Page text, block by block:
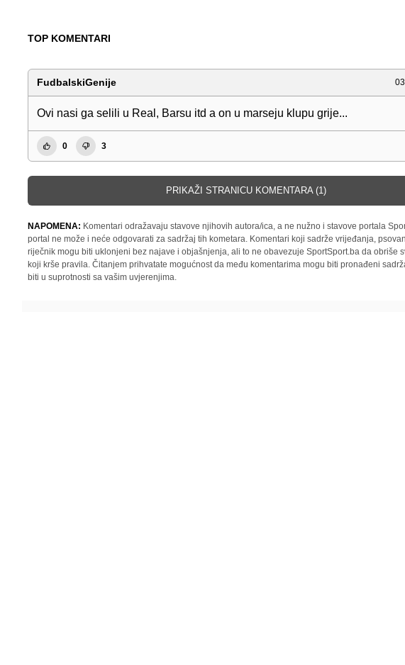
TOP KOMENTARI
FudbalskiGenije
Ovi nasi ga selili u Real, Barsu itd a on u marseju klupu grije...
0 3
PRIKAŽI STRANICU KOMENTARA (1)
NAPOMENA: Komentari odražavaju stavove njihovih autora/ica, a ne nužno i stavove portala
portal ne može i neće odgovarati za sadržaj tih kometara. Komentari koji sadrže vrijeđanja,
riječnik mogu biti uklonjeni bez najave i objašnjenja, ali to ne obavezuje SportSport.ba da obriše
koji krše pravila. Čitanjem prihvatate mogućnost da među komentarima mogu biti pronađeni
biti u suprotnosti sa vašim uvjerenjima.